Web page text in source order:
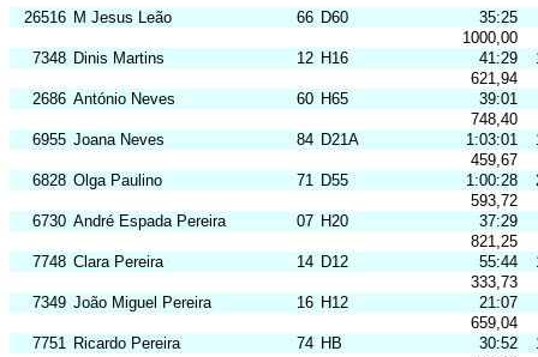
26516 M Jesus Leão 66 D60
35:25
1000,00
7348 Dinis Martins 12 H16 41:29
621,94
2686 António Neves 60 H65
39:01
748,40
6955 Joana Neves 84 D21A 1:03:01
459,67
6828 Olga Paulino 71 D55 1:00:28
593,72
6730 André Espada Pereira 07 H20
37:29
821,25
7748 Clara Pereira 14 D12 55:44
333,73
7349 João Miguel Pereira 16 H12
21:07
659,04
7751 Ricardo Pereira 74 HB 30:52